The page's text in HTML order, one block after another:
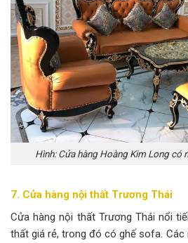
Hình: Cửa hàng Hoàng Kim Long có
7. Cửa hàng nội thất Trương Thái
Cửa hàng nội thất Trương Thái nổi
thất giá rẻ, trong đó có ghế sofa. Các